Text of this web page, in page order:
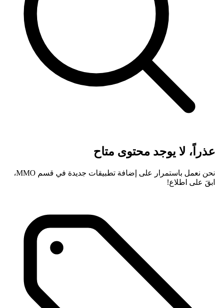
عذراً، لا يوجد محتوى متاح
نحن نعمل باستمرار على إضافة تطبيقات جديدة في قسم MMO،
ابقَ على اطلاع!